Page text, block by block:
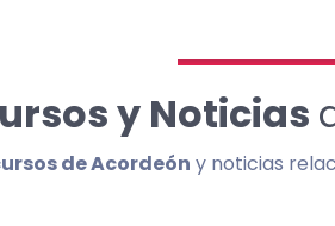
y Noticias
de Acordeón y noticias